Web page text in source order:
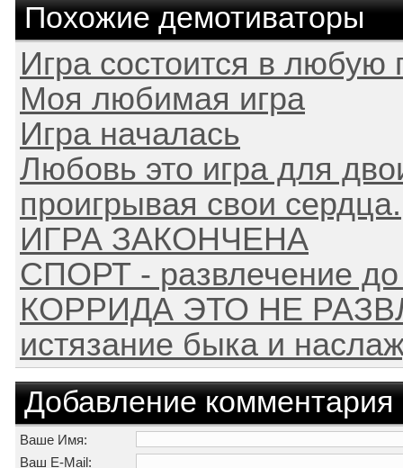
Похожие демотиваторы
Игра состоится в любую
Моя любимая игра
Игра началась
Любовь это игра для
проигрывая свои сердца.
ИГРА ЗАКОНЧЕНА
СПОРТ - развлечение до
КОРРИДА ЭТО НЕ
истязание быка и
Добавление комментария
Ваше Имя:
Ваш E-Mail: